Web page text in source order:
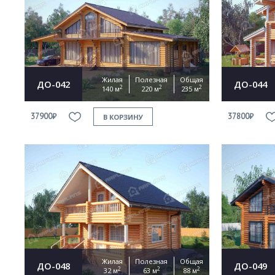
ДО-042
Жилая
140 м2
Полезная
220 м2
Общая
235 м2
37900₽ В КОРЗИНУ
ДО-044
37800₽
ДО-048
Жилая
32 м2
Полезная
63 м2
Общая
88 м2 ДО-049